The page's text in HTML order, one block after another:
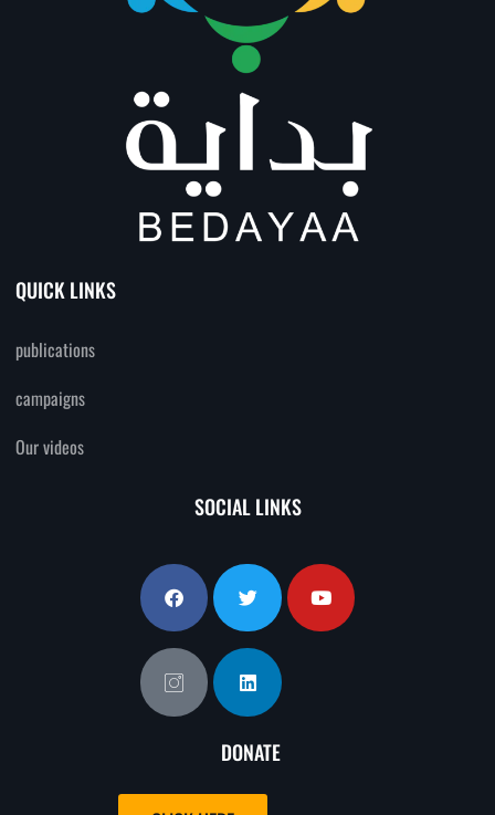
QUICK LINKS
publications
campaigns
Our videos
SOCIAL LINKS
DONATE